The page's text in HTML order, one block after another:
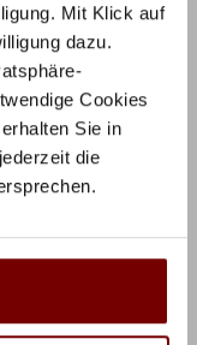
Mit Klick auf
dazu.
Cookies
Sie in
die
Komfort für Sie
und die
Ihrem Zuhause